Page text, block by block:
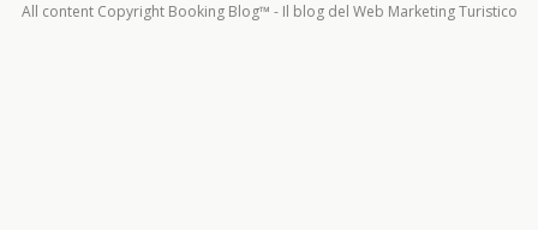
All content Copyright Booking Blog™ - Il blog del Web Marketing Turistico